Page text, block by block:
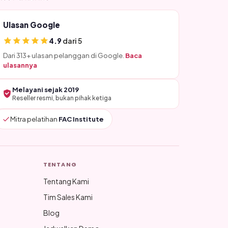
Ulasan Google
4.9dari 5
Dari 313+ ulasan pelanggan di Google. Baca
ulasannya
Melayani sejak 2019
Reseller resmi, bukan pihak ketiga
Mitra pelatihan FAC Institute
TENTANG
Tentang Kami
Tim Sales Kami
Blog